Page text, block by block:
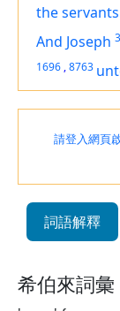
the servants
And Joseph
1696 ,8763
請登入網頁
詞語解釋
希伯來詞